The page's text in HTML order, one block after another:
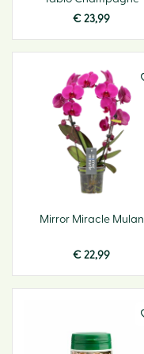
€ 23,99
Mirror Miracle Mulan
€ 22,99